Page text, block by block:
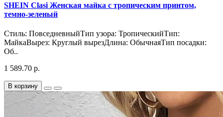
SHEIN Clasi Женская майка с тропическим принтом,
темно-зеленый
Стиль: ПовседневныйТип узора: ТропическийТип:
МайкаВырез: Круглый вырезДлина: ОбычнаяТип посадки:
Об..
1 589.70 р.
В корзину